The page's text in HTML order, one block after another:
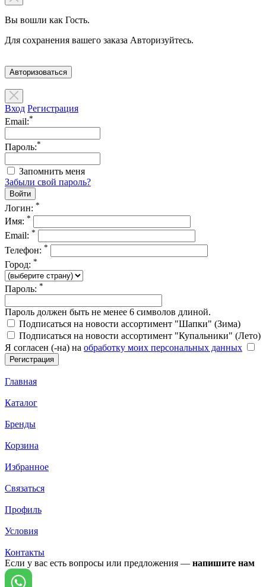
Вы вошли как Гость.
Для сохранения вашего заказа Авторизуйтесь.
Авторизоваться
Вход Регистрация
Email:*
Пароль:*
Запомнить меня
Забыли свой пароль?
Логин: *
Имя: *
Email: *
Телефон: *
Город: *
Пароль: *
Пароль должен быть не менее 6 символов длиной.
Подписаться на новости ассортимент "Шапки" (Зима)
Подписаться на новости ассортимент "Купальники" (Лето)
Я согласен (-на) на обработку моих персональных данных
Главная
Каталог
Бренды
Корзина
Избранное
Связаться
Профиль
Условия
Контакты
Если у вас есть вопросы или предложения — напишите нам